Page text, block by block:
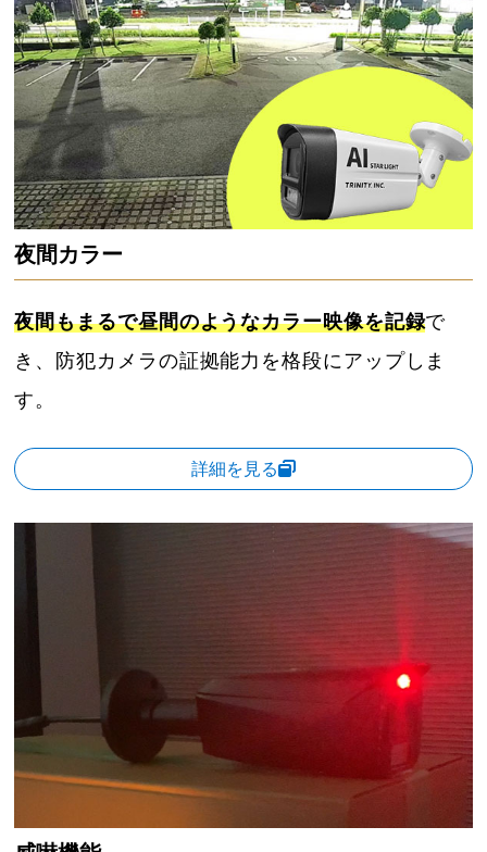
夜間カラー
夜間もまるで昼間のようなカラー映像を記録で
き、防犯カメラの証拠能力を格段にアップしま
す。
詳細を見る